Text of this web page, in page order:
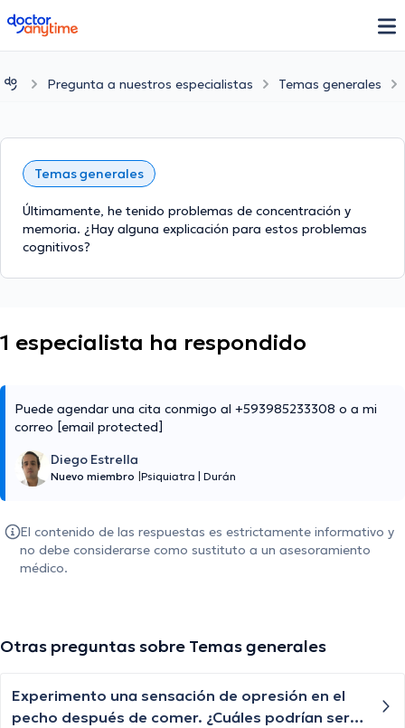
doctoranytime
Pregunta a nuestros especialistas Temas generales
Temas generales
Últimamente, he tenido problemas de concentración y
memoria. ¿Hay alguna explicación para estos problemas
cognitivos?
1 especialista ha respondido
Puede agendar una cita conmigo al +593985233308 o a mi
correo [email protected]
Diego Estrella
Nuevo miembro Psiquiatra Durán
El contenido de las respuestas es estrictamente informativo y
no debe considerarse como sustituto a un asesoramiento
médico.
Otras preguntas sobre Temas generales
Experimento una sensación de opresión en el
pecho después de comer. ¿Cuáles podrían ser